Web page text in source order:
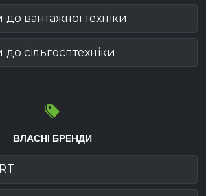
вантажної техніки
сільгосптехніки
ВЛАСНІ БРЕНДИ